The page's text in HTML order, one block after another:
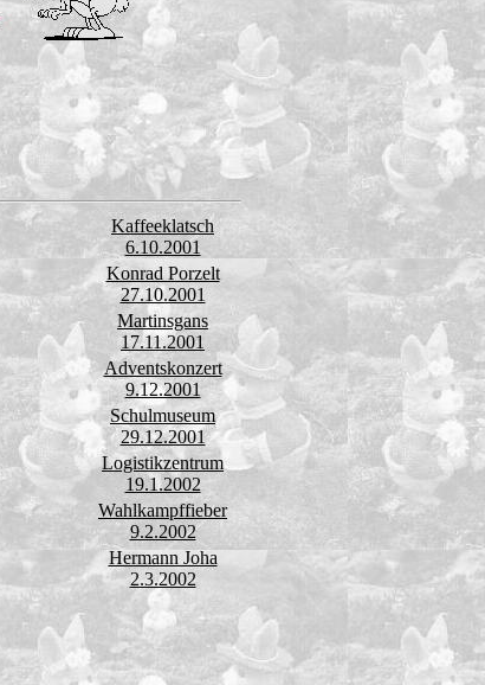
Kaffeeklatsch
6.10.2001
Konrad Porzelt
27.10.2001
Martinsgans
17.11.2001
Adventskonzert
9.12.2001
Schulmuseum
29.12.2001
Logistikzentrum
19.1.2002
Wahlkampffieber
9.2.2002
Hermann Joha
2.3.2002